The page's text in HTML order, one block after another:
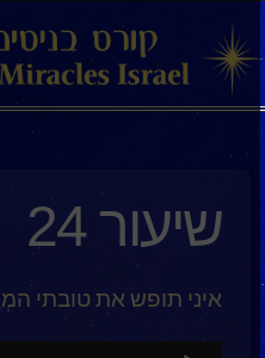
שיעור 24
איני תופש את טובתי